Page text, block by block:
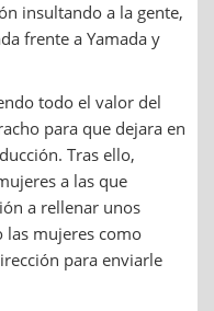
insultando a la gente,
frente a Yamada y
todo el valor del
para que dejara en
Tras ello,
a las que
a rellenar unos
las mujeres como
para enviarle